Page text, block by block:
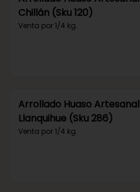
Chillán (Sku 120)
Venta por 1/4 kg.
Arrollado Huaso Artesanal
Llanquihue (Sku 286)
Venta por 1/4 kg.